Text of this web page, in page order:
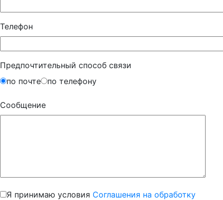
Телефон
Предпочтительный способ связи
по почте
по телефону
Сообщение
Я принимаю условия Соглашения на обработку